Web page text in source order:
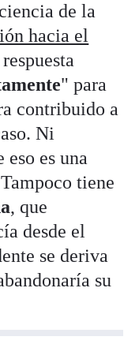
de la
hacia el
" para
contribuido a
Ni
eso es una
tiene
, que
desde el
se deriva
su